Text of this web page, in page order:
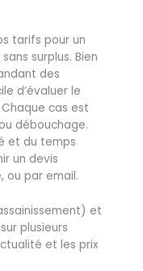
tarifs pour un
surplus. Bien
des
d’évaluer le
cas est
débouchage.
et du temps
un devis
ou par email.
et
plusieurs
et les prix